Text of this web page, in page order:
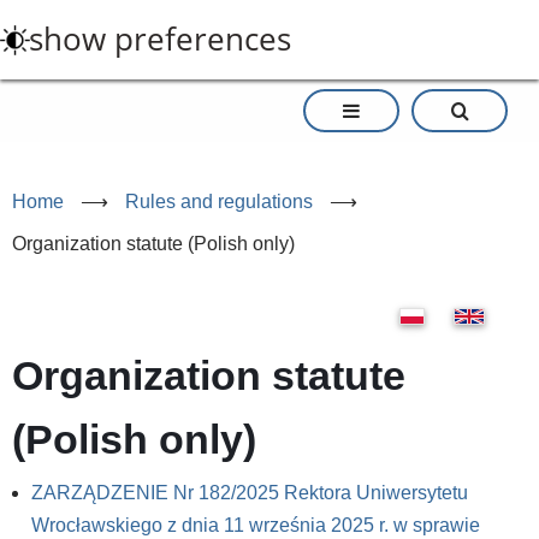
to
main
show preferences
Home ⟶ Rules and regulations ⟶
Organization statute (Polish only)
Organization statute
(Polish only)
ZARZĄDZENIE Nr 182/2025 Rektora Uniwersytetu
Wrocławskiego z dnia 11 września 2025 r. w sprawie